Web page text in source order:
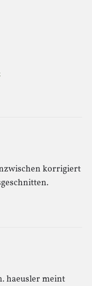
korrigiert
haeusler meint